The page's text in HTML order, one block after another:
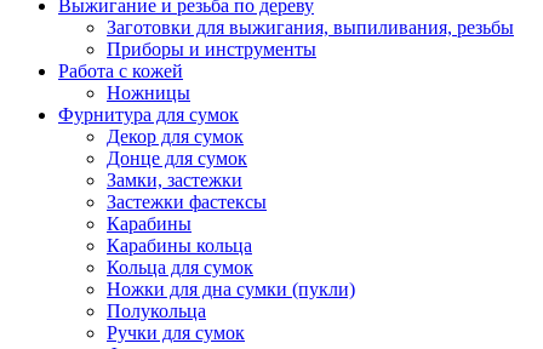
Выжигание и резьба по дереву
Заготовки для выжигания, выпиливания, резьбы
Приборы и инструменты
Работа с кожей
Ножницы
Фурнитура для сумок
Декор для сумок
Донце для сумок
Замки, застежки
Застежки фастексы
Карабины
Карабины кольца
Кольца для сумок
Ножки для дна сумки (пукли)
Полукольца
Ручки для сумок